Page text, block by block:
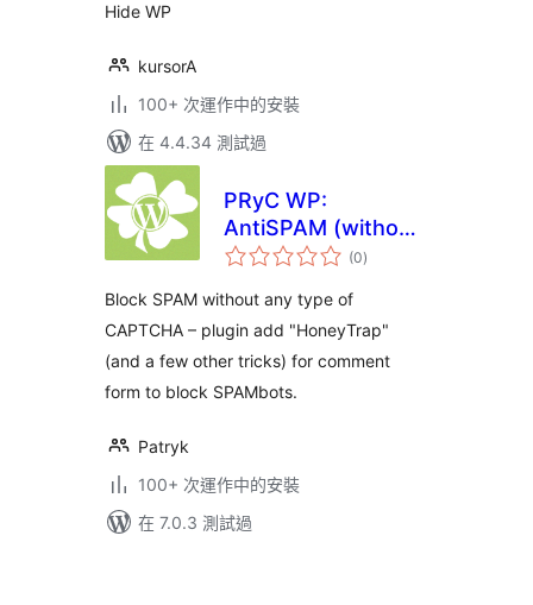
Hide WP
kursorA
100+ 次運作中的安裝
在 4.4.34 測試過
PRyC WP:
AntiSPAM (without
CAPTCHA)
(0總
評)
Block SPAM without any type of
CAPTCHA – plugin add "HoneyTrap"
(and a few other tricks) for comment
form to block SPAMbots.
Patryk
100+ 次運作中的安裝
在 7.0.3 測試過